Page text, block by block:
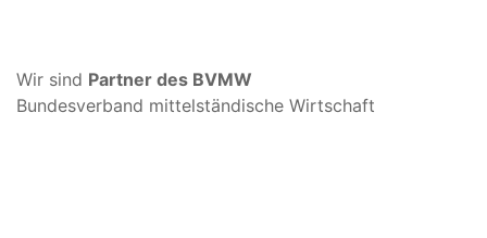
Wir sind Partner des BVMW
Bundesverband mittelständische Wirtschaft